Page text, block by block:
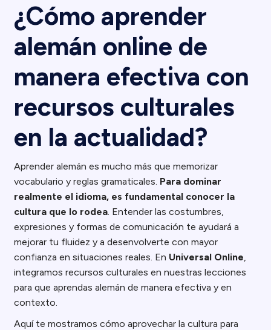
¿Cómo aprender
alemán online de
manera efectiva con
recursos culturales
en la actualidad?
Aprender alemán es mucho más que memorizar
vocabulario y reglas gramaticales. Para dominar
realmente el idioma, es fundamental conocer la
cultura que lo rodea. Entender las costumbres,
expresiones y formas de comunicación te ayudará a
mejorar tu fluidez y a desenvolverte con mayor
confianza en situaciones reales. En Universal Online,
integramos recursos culturales en nuestras lecciones
para que aprendas alemán de manera efectiva y en
contexto.
Aquí te mostramos cómo aprovechar la cultura para